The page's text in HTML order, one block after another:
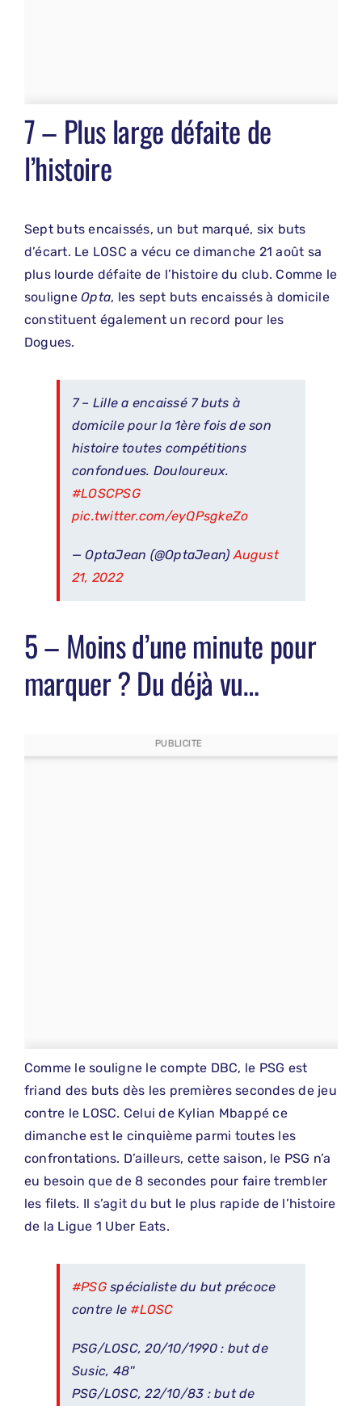
7 – Plus large défaite de
l’histoire
Sept buts encaissés, un but marqué, six buts
d’écart. Le LOSC a vécu ce dimanche 21 août sa
plus lourde défaite de l’histoire du club. Comme le
souligneOpta, les sept buts encaissés à domicile
constituent également un record pour les
Dogues.
7 – Lille a encaissé 7 buts à
domicile pour la 1ère fois de son
histoire toutes compétitions
confondues. Douloureux.
#LOSCPSG
pic.twitter.com/eyQPsgkeZo
— OptaJean (@OptaJean)August
21, 2022
5 – Moins d’une minute pour
marquer ? Du déjà vu…
PUBLICITE
Comme le souligne le compte DBC, le PSG est
friand des buts dès les premières secondes de jeu
contre le LOSC. Celui de Kylian Mbappé ce
dimanche est le cinquième parmi toutes les
confrontations. D’ailleurs, cette saison, le PSG n’a
eu besoin que de 8 secondes pour faire trembler
les filets. Il s’agit du but le plus rapide de l’histoire
de la Ligue 1 Uber Eats.
#PSGspécialiste du but précoce
contre le#LOSC
PSG/LOSC, 20/10/1990 : but de
Susic, 48''
PSG/LOSC, 22/10/83 : but de